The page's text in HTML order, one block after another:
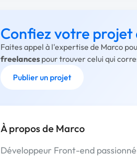
Confiez votre projet
Faites appel à l'expertise de Marco
freelances pour trouver celui qui
Publier un projet
À propos de Marco
Développeur Front-end